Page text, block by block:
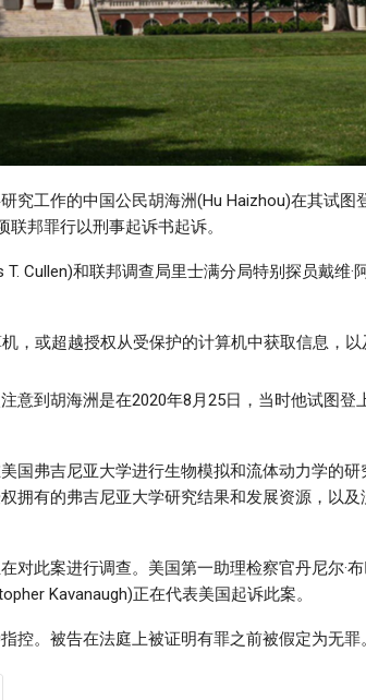
究工作的中国公民胡海洲(Hu Haizhou)在其试图
邦罪行以刑事起诉书起诉。
Cullen)和联邦调查局里士满分局特别探员戴维·
，或超越授权从受保护的计算机中获取信息，以
意到胡海洲是在2020年8月25日，当时他试图登
国弗吉尼亚大学进行生物模拟和流体动力学的
拥有的弗吉尼亚大学研究结果和发展资源，以
对此案进行调查。美国第一助理检察官丹尼尔·布
Kavanaugh)正在代表美国起诉此案。
控。被告在法庭上被证明有罪之前被假定为无罪。